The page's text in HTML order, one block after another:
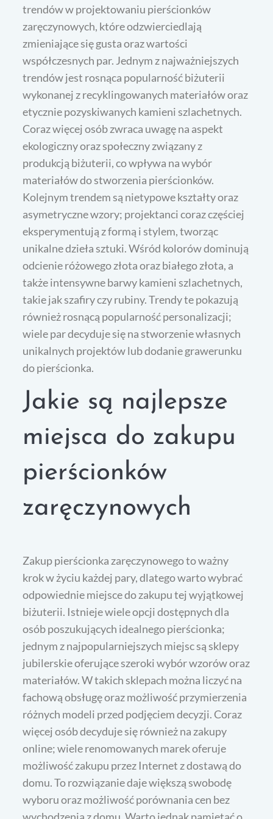
trendów w projektowaniu pierścionków
zaręczynowych, które odzwierciedlają
zmieniające się gusta oraz wartości
współczesnych par. Jednym z najważniejszych
trendów jest rosnąca popularność biżuterii
wykonanej z recyklingowanych materiałów oraz
etycznie pozyskiwanych kamieni szlachetnych.
Coraz więcej osób zwraca uwagę na aspekt
ekologiczny oraz społeczny związany z
produkcją biżuterii, co wpływa na wybór
materiałów do stworzenia pierścionków.
Kolejnym trendem są nietypowe kształty oraz
asymetryczne wzory; projektanci coraz częściej
eksperymentują z formą i stylem, tworząc
unikalne dzieła sztuki. Wśród kolorów dominują
odcienie różowego złota oraz białego złota, a
także intensywne barwy kamieni szlachetnych,
takie jak szafiry czy rubiny. Trendy te pokazują
również rosnącą popularność personalizacji;
wiele par decyduje się na stworzenie własnych
unikalnych projektów lub dodanie grawerunku
do pierścionka.
Jakie są najlepsze
miejsca do zakupu
pierścionków
zaręczynowych
Zakup pierścionka zaręczynowego to ważny
krok w życiu każdej pary, dlatego warto wybrać
odpowiednie miejsce do zakupu tej wyjątkowej
biżuterii. Istnieje wiele opcji dostępnych dla
osób poszukujących idealnego pierścionka;
jednym z najpopularniejszych miejsc są sklepy
jubilerskie oferujące szeroki wybór wzorów oraz
materiałów. W takich sklepach można liczyć na
fachową obsługę oraz możliwość przymierzenia
różnych modeli przed podjęciem decyzji. Coraz
więcej osób decyduje się również na zakupy
online; wiele renomowanych marek oferuje
możliwość zakupu przez Internet z dostawą do
domu. To rozwiązanie daje większą swobodę
wyboru oraz możliwość porównania cen bez